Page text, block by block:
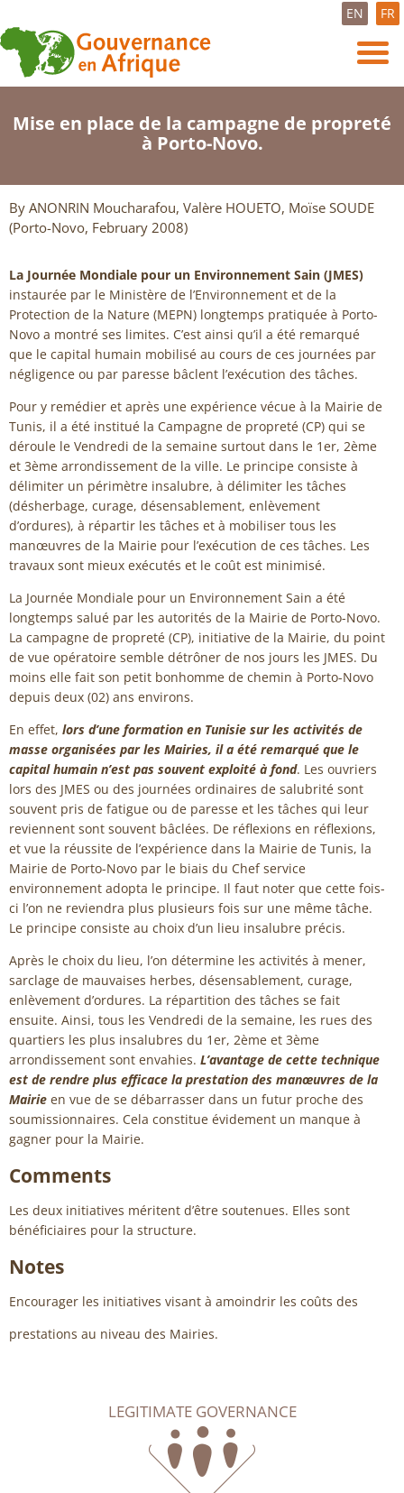
EN FR
Mise en place de la campagne de propreté
à Porto-Novo.
By ANONRIN Moucharafou, Valère HOUETO, Moïse SOUDE
(Porto-Novo, February 2008)
La Journée Mondiale pour un Environnement Sain (JMES)
instaurée par le Ministère de l’Environnement et de la
Protection de la Nature (MEPN) longtemps pratiquée à Porto-
Novo a montré ses limites. C’est ainsi qu’il a été remarqué
que le capital humain mobilisé au cours de ces journées par
négligence ou par paresse bâclent l’exécution des tâches.
Pour y remédier et après une expérience vécue à la Mairie de
Tunis, il a été institué la Campagne de propreté (CP) qui se
déroule le Vendredi de la semaine surtout dans le 1er, 2ème
et 3ème arrondissement de la ville. Le principe consiste à
délimiter un périmètre insalubre, à délimiter les tâches
(désherbage, curage, désensablement, enlèvement
d’ordures), à répartir les tâches et à mobiliser tous les
manœuvres de la Mairie pour l’exécution de ces tâches. Les
travaux sont mieux exécutés et le coût est minimisé.
La Journée Mondiale pour un Environnement Sain a été
longtemps salué par les autorités de la Mairie de Porto-Novo.
La campagne de propreté (CP), initiative de la Mairie, du point
de vue opératoire semble détrôner de nos jours les JMES. Du
moins elle fait son petit bonhomme de chemin à Porto-Novo
depuis deux (02) ans environs.
En effet, lors d’une formation en Tunisie sur les activités de
masse organisées par les Mairies, il a été remarqué que le
capital humain n’est pas souvent exploité à fond. Les ouvriers
lors des JMES ou des journées ordinaires de salubrité sont
souvent pris de fatigue ou de paresse et les tâches qui leur
reviennent sont souvent bâclées. De réflexions en réflexions,
et vue la réussite de l’expérience dans la Mairie de Tunis, la
Mairie de Porto-Novo par le biais du Chef service
environnement adopta le principe. Il faut noter que cette fois-
ci l’on ne reviendra plus plusieurs fois sur une même tâche.
Le principe consiste au choix d’un lieu insalubre précis.
Après le choix du lieu, l’on détermine les activités à mener,
sarclage de mauvaises herbes, désensablement, curage,
enlèvement d’ordures. La répartition des tâches se fait
ensuite. Ainsi, tous les Vendredi de la semaine, les rues des
quartiers les plus insalubres du 1er, 2ème et 3ème
arrondissement sont envahies. L’avantage de cette technique
est de rendre plus efficace la prestation des manœuvres de la
Mairie en vue de se débarrasser dans un futur proche des
soumissionnaires. Cela constitue évidement un manque à
gagner pour la Mairie.
Comments
Les deux initiatives méritent d’être soutenues. Elles sont
bénéficiaires pour la structure.
Notes
Encourager les initiatives visant à amoindrir les coûts des
prestations au niveau des Mairies.
LEGITIMATE GOVERNANCE